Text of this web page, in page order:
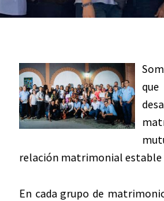
relación matrimonial estable
En cada grupo de